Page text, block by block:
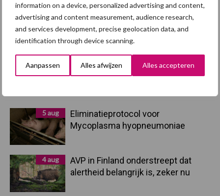
information on a device, personalized advertising and content,
advertising and content measurement, audience research,
and services development, precise geolocation data, and
identification through device scanning.
Aanpassen Alles afwijzen Alles accepteren
Grondstoffenmarkt blijft grillig:
droogte en geopolitiek houden
handel in de greep
5 aug
“Vraag naar praktische
hygieneoplossingen is in Polen
5 aug
Eliminatieprotocol voor
Mycoplasma hyopneumoniae
4 aug
AVP in Finland onderstreept dat
alertheid belangrijk is, zeker nu